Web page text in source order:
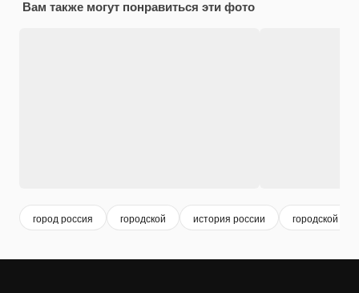
Вам также могут понравиться эти фото
город россия городской история россии городской